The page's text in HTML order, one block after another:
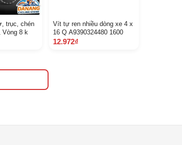
trục, chén
Vòng 8 k
Vít tự ren nhiều dòng xe 4 x
16 Q A9390324480 1600
12.972₫